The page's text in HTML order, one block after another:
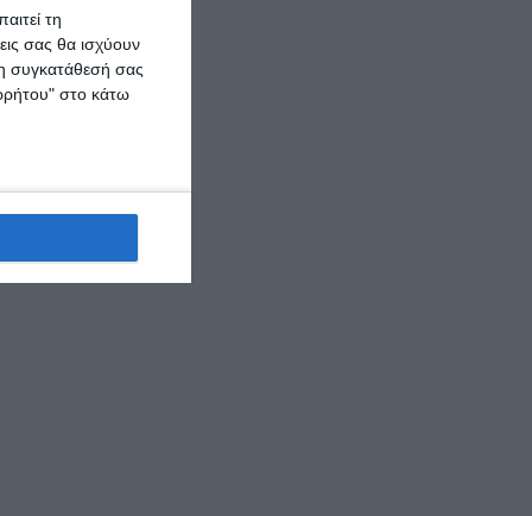
τη
σας θα ισχύουν
συγκατάθεσή σας
στο κάτω